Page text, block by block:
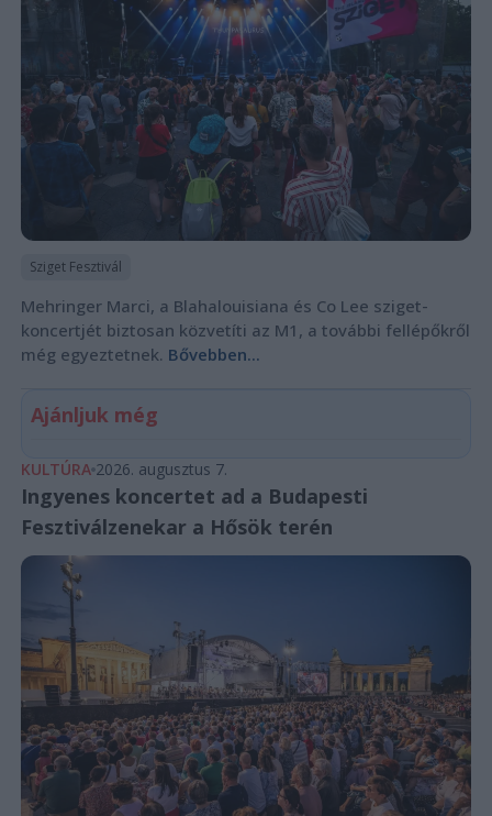
Sziget Fesztivál
Mehringer Marci, a Blahalouisiana és Co Lee sziget-
koncertjét biztosan közvetíti az M1, a további fellépőkről
még egyeztetnek. Bővebben...
Ajánljuk még
KULTÚRA 2026. augusztus 7.
Ingyenes koncertet ad a Budapesti
Fesztiválzenekar a Hősök terén